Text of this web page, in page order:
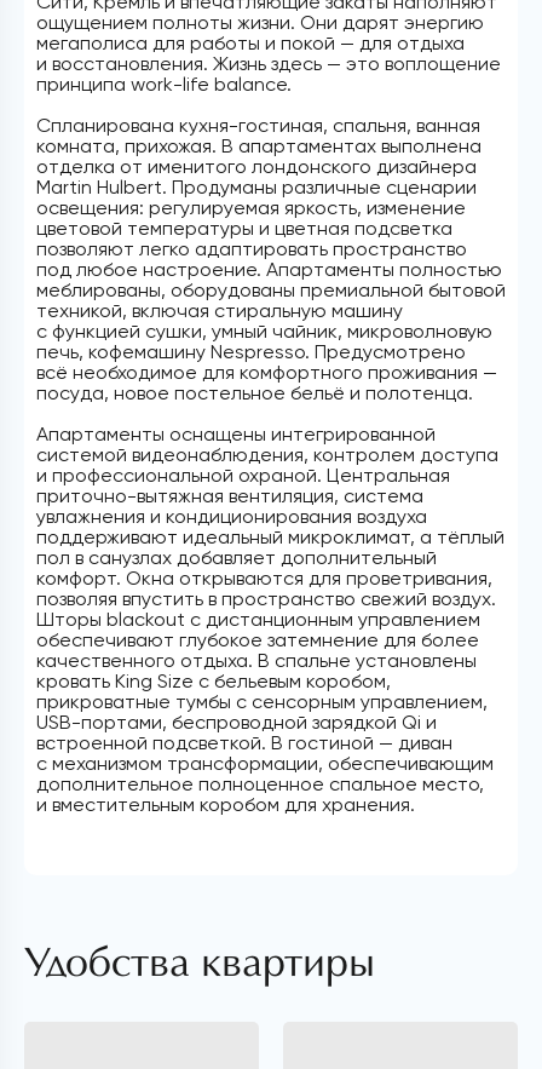
ощущением полноты жизни. Они дарят энергию
мегаполиса для работы и покой — для отдыха
и восстановления. Жизнь здесь — это воплощение
принципа work-life balance.
Спланирована кухня-гостиная, спальня, ванная
комната, прихожая. В апартаментах выполнена
отделка от именитого лондонского дизайнера
Martin Hulbert. Продуманы различные сценарии
освещения: регулируемая яркость, изменение
цветовой температуры и цветная подсветка
позволяют легко адаптировать пространство
под любое настроение. Апартаменты полностью
меблированы, оборудованы премиальной бытовой
техникой, включая стиральную машину
с функцией сушки, умный чайник, микроволновую
печь, кофемашину Nespresso. Предусмотрено
всё необходимое для комфортного проживания —
посуда, новое постельное бельё и полотенца.
Апартаменты оснащены интегрированной
системой видеонаблюдения, контролем доступа
и профессиональной охраной. Центральная
приточно-вытяжная вентиляция, система
увлажнения и кондиционирования воздуха
поддерживают идеальный микроклимат, а тёплый
пол в санузлах добавляет дополнительный
комфорт. Окна открываются для проветривания,
позволяя впустить в пространство свежий воздух.
Шторы blackout с дистанционным управлением
обеспечивают глубокое затемнение для более
качественного отдыха. В спальне установлены
кровать King Size с бельевым коробом,
прикроватные тумбы с сенсорным управлением,
USB-портами, беспроводной зарядкой Qi и
встроенной подсветкой. В гостиной — диван
с механизмом трансформации, обеспечивающим
дополнительное полноценное спальное место,
и вместительным коробом для хранения.
Удобства квартиры